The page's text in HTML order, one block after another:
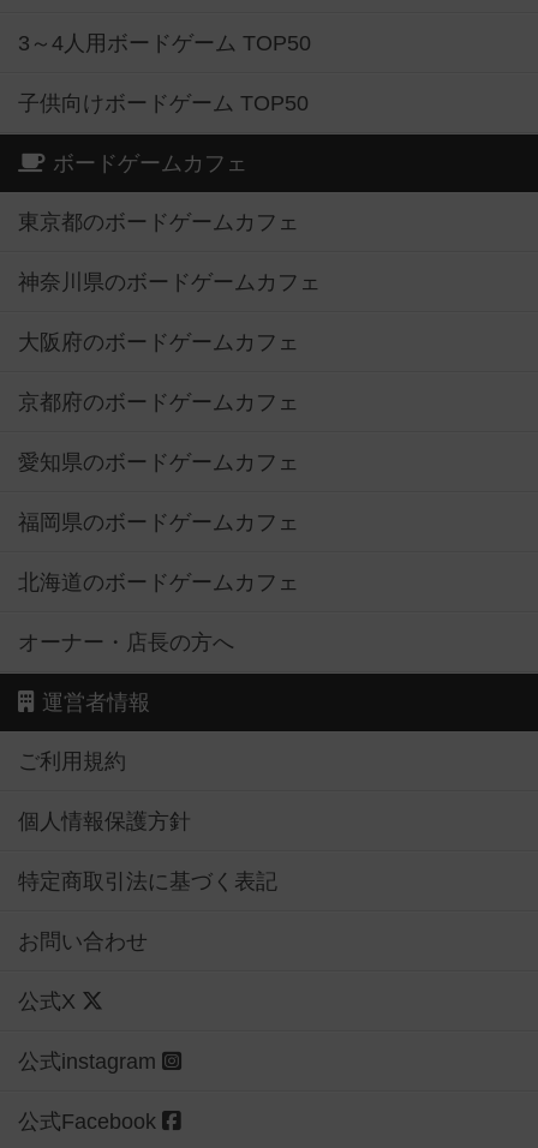
3～4人用ボードゲーム TOP50
子供向けボードゲーム TOP50
ボードゲームカフェ
東京都のボードゲームカフェ
神奈川県のボードゲームカフェ
大阪府のボードゲームカフェ
京都府のボードゲームカフェ
愛知県のボードゲームカフェ
福岡県のボードゲームカフェ
北海道のボードゲームカフェ
オーナー・店長の方へ
運営者情報
ご利用規約
個人情報保護方針
特定商取引法に基づく表記
お問い合わせ
公式X
公式instagram
公式Facebook